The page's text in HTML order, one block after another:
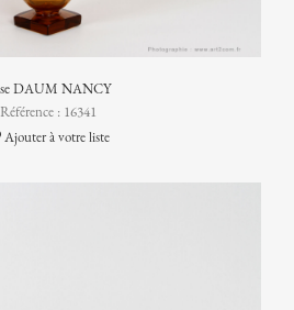
DAUM NANCY
Référence : 16341
Ajouter à votre liste